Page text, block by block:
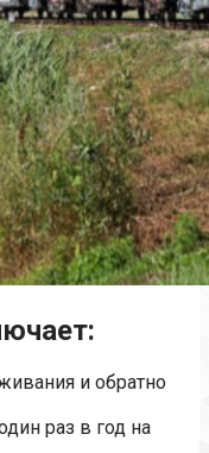
и обратно
раз в год на